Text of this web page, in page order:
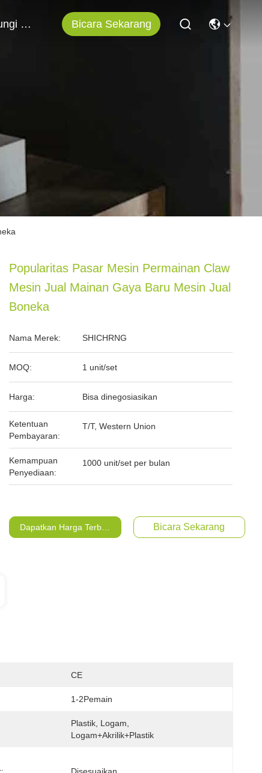
Hubungi Kami Bicara Sekarang
Popularitas Pasar Mesin Permainan Claw
Mesin Jual Mainan Gaya Baru Mesin Jual
Boneka
Nama Merek: SHICHRNG
MOQ: 1 unit/set
Harga: Bisa dinegosiasikan
Ketentuan
Pembayaran:
T/T, Western Union
Kemampuan
Penyediaan:
1000 unit/set per bulan
Dapatkan Harga Terbaik Bicara Sekarang
CE
1-2Pemain
Plastik, Logam,
Logam+akrilik+plastik